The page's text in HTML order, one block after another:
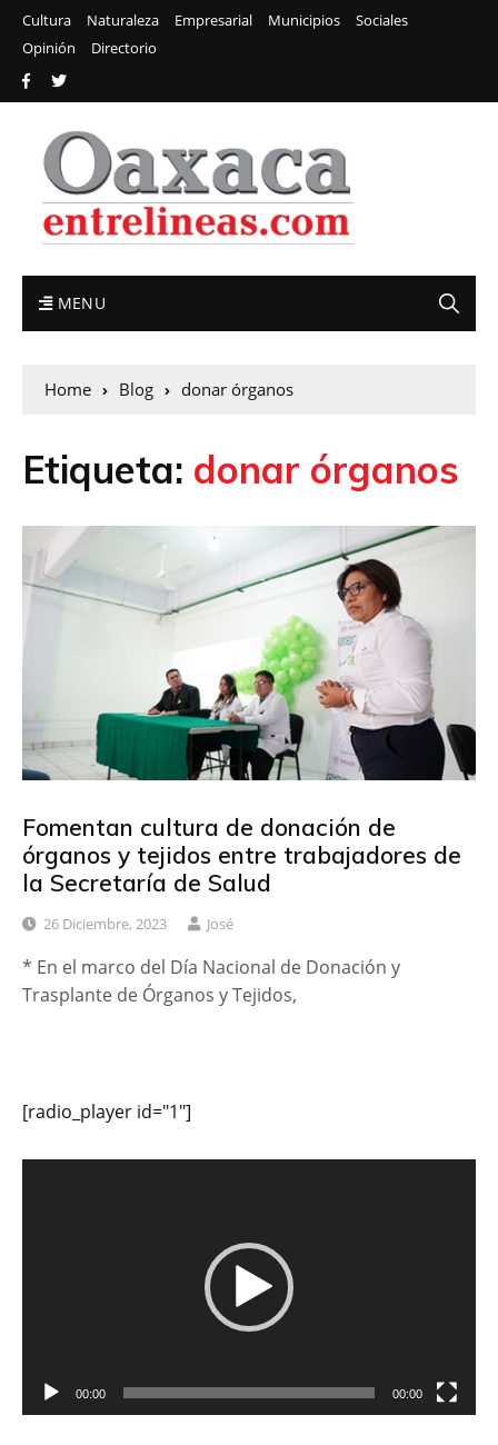
Cultura Naturaleza Empresarial Municipios
Sociales
Opinión
Directorio
MENU
Home Blog donar órganos
Etiqueta: donar órganos
Fomentan cultura de donación de
órganos y tejidos entre trabajadores de
la Secretaría de Salud
26 Diciembre, 2023 José
* En el marco del Día Nacional de Donación y
Trasplante de Órganos y Tejidos,
[radio_player id="1"]
00:00 00:00